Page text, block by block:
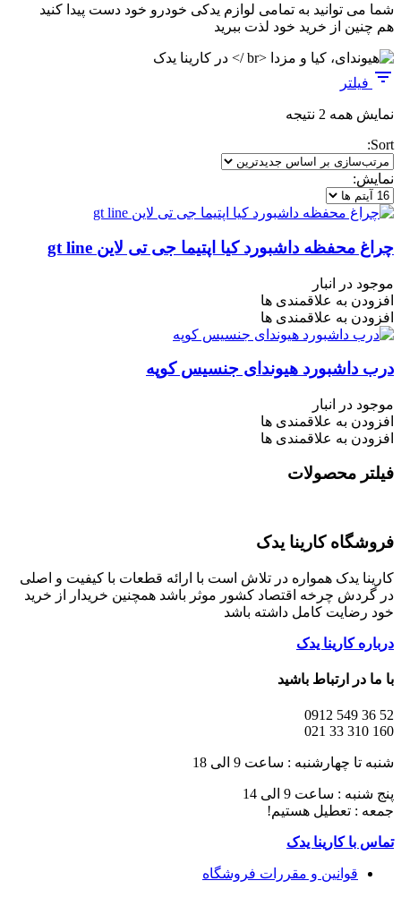
شما می توانید به تمامی لوازم یدکی خودرو خود دست پیدا کنید
هم چنین از خرید خود لذت ببرید
فیلتر
نمایش همه 2 نتیجه
جدیدترین
Sort:
نمایش:
چراغ محفظه داشبورد کیا اپتیما جی تی لاین gt line
موجود در انبار
افزودن به علاقمندی ها
افزودن به علاقمندی ها
درب داشبورد هیوندای جنسیس کوپه
موجود در انبار
افزودن به علاقمندی ها
افزودن به علاقمندی ها
فیلتر محصولات
فروشگاه کارینا یدک
کارینا یدک همواره در تلاش است با ارائه قطعات با کیفیت و اصلی
در گردش چرخه اقتصاد کشور موثر باشد همچنین خریدار از خرید
خود رضایت کامل داشته باشد
درباره کارینا یدک
با ما در ارتباط باشید
52 36 549 0912
160 310 33 021
شنبه تا چهارشنبه : ساعت 9 الی 18
پنج شنبه : ساعت 9 الی 14
جمعه : تعطیل هستیم!
تماس با کارینا یدک
قوانین و مقررات فروشگاه